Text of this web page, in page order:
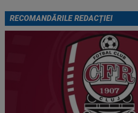
RECOMANDĂRILE REDACȚIEI